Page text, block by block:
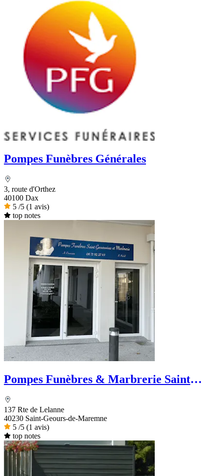
Pompes Funèbres Générales
3, route d'Orthez
40100 Dax
5 /5 (1 avis)
top notes
Pompes Funèbres & Marbrerie Saint
137 Rte de Lelanne
40230 Saint-Geours-de-Maremne
5 /5 (1 avis)
top notes